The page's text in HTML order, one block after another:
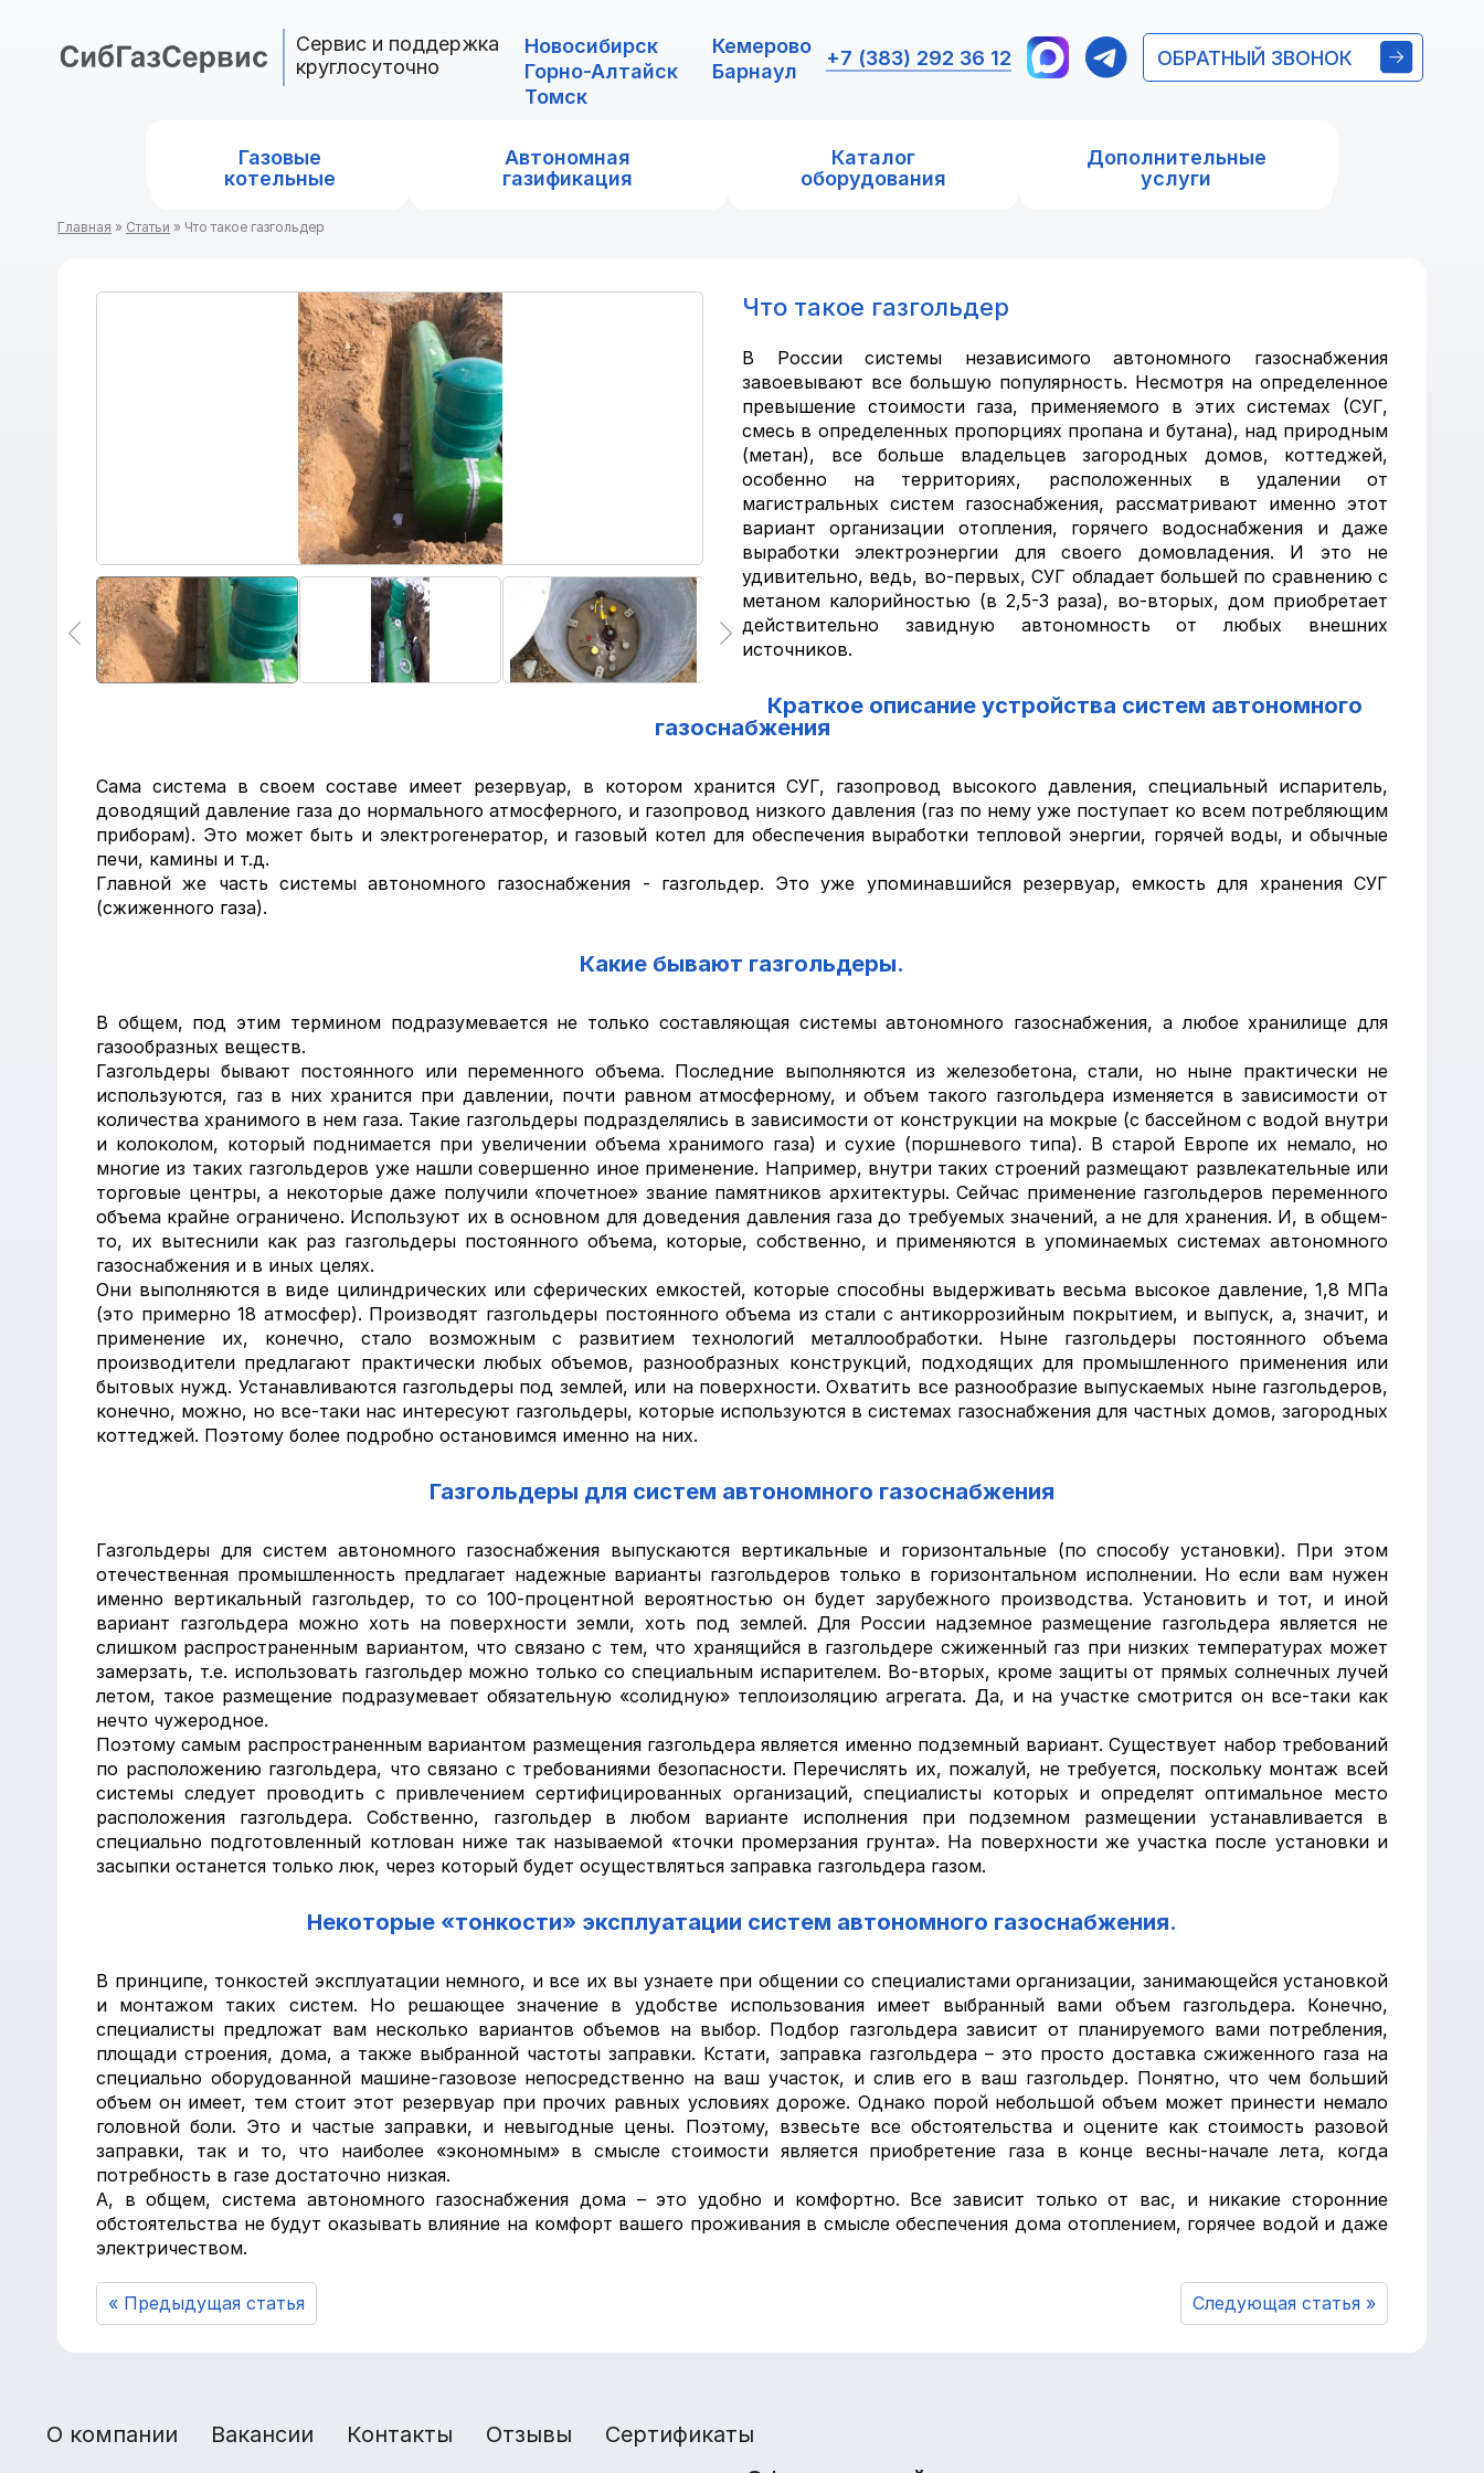
Cервис и поддержка
круглосуточно
Новосибирск
Горно-Алтайск
Томск
Кемерово
Барнаул
+7 (383) 292 36 12 ОБРАТНЫЙ ЗВОНОК
Газовые
котельные
Автономная
газификация
Каталог
оборудования
Дополнительные
услуги
Главная » Статьи » Что такое газгольдер
Что такое газгольдер
В России системы независимого автономного газоснабжения
завоевывают все большую популярность. Несмотря на определенное
превышение стоимости газа, применяемого в этих системах (СУГ,
смесь в определенных пропорциях пропана и бутана), над природным
(метан), все больше владельцев загородных домов, коттеджей,
особенно на территориях, расположенных в удалении от
магистральных систем газоснабжения, рассматривают именно этот
вариант организации отопления, горячего водоснабжения и даже
выработки электроэнергии для своего домовладения. И это не
удивительно, ведь, во-первых, СУГ обладает большей по сравнению с
метаном калорийностью (в 2,5-3 раза), во-вторых, дом приобретает
действительно завидную автономность от любых внешних
источников.
Краткое описание устройства систем автономного
газоснабжения
Сама система в своем составе имеет резервуар, в котором хранится СУГ, газопровод высокого давления, специальный испаритель,
доводящий давление газа до нормального атмосферного, и газопровод низкого давления (газ по нему уже поступает ко всем потребляющим
приборам). Это может быть и электрогенератор, и газовый котел для обеспечения выработки тепловой энергии, горячей воды, и обычные
печи, камины и т.д.
Главной же часть системы автономного газоснабжения - газгольдер. Это уже упоминавшийся резервуар, емкость для хранения СУГ
(сжиженного газа).
Какие бывают газгольдеры.
В общем, под этим термином подразумевается не только составляющая системы автономного газоснабжения, а любое хранилище для
газообразных веществ.
Газгольдеры бывают постоянного или переменного объема. Последние выполняются из железобетона, стали, но ныне практически не
используются, газ в них хранится при давлении, почти равном атмосферному, и объем такого газгольдера изменяется в зависимости от
количества хранимого в нем газа. Такие газгольдеры подразделялись в зависимости от конструкции на мокрые (с бассейном с водой внутри
и колоколом, который поднимается при увеличении объема хранимого газа) и сухие (поршневого типа). В старой Европе их немало, но
многие из таких газгольдеров уже нашли совершенно иное применение. Например, внутри таких строений размещают развлекательные или
торговые центры, а некоторые даже получили «почетное» звание памятников архитектуры. Сейчас применение газгольдеров переменного
объема крайне ограничено. Используют их в основном для доведения давления газа до требуемых значений, а не для хранения. И, в общем-
то, их вытеснили как раз газгольдеры постоянного объема, которые, собственно, и применяются в упоминаемых системах автономного
газоснабжения и в иных целях.
Они выполняются в виде цилиндрических или сферических емкостей, которые способны выдерживать весьма высокое давление, 1,8 МПа
(это примерно 18 атмосфер). Производят газгольдеры постоянного объема из стали с антикоррозийным покрытием, и выпуск, а, значит, и
применение их, конечно, стало возможным с развитием технологий металлообработки. Ныне газгольдеры постоянного объема
производители предлагают практически любых объемов, разнообразных конструкций, подходящих для промышленного применения или
бытовых нужд. Устанавливаются газгольдеры под землей, или на поверхности. Охватить все разнообразие выпускаемых ныне газгольдеров,
конечно, можно, но все-таки нас интересуют газгольдеры, которые используются в системах газоснабжения для частных домов, загородных
коттеджей. Поэтому более подробно остановимся именно на них.
Газгольдеры для систем автономного газоснабжения
Газгольдеры для систем автономного газоснабжения выпускаются вертикальные и горизонтальные (по способу установки). При этом
отечественная промышленность предлагает надежные варианты газгольдеров только в горизонтальном исполнении. Но если вам нужен
именно вертикальный газгольдер, то со 100-процентной вероятностью он будет зарубежного производства. Установить и тот, и иной
вариант газгольдера можно хоть на поверхности земли, хоть под землей. Для России надземное размещение газгольдера является не
слишком распространенным вариантом, что связано с тем, что хранящийся в газгольдере сжиженный газ при низких температурах может
замерзать, т.е. использовать газгольдер можно только со специальным испарителем. Во-вторых, кроме защиты от прямых солнечных лучей
летом, такое размещение подразумевает обязательную «солидную» теплоизоляцию агрегата. Да, и на участке смотрится он все-таки как
нечто чужеродное.
Поэтому самым распространенным вариантом размещения газгольдера является именно подземный вариант. Существует набор требований
по расположению газгольдера, что связано с требованиями безопасности. Перечислять их, пожалуй, не требуется, поскольку монтаж всей
системы следует проводить с привлечением сертифицированных организаций, специалисты которых и определят оптимальное место
расположения газгольдера. Собственно, газгольдер в любом варианте исполнения при подземном размещении устанавливается в
специально подготовленный котлован ниже так называемой «точки промерзания грунта». На поверхности же участка после установки и
засыпки останется только люк, через который будет осуществляться заправка газгольдера газом.
Некоторые «тонкости» эксплуатации систем автономного газоснабжения.
В принципе, тонкостей эксплуатации немного, и все их вы узнаете при общении со специалистами организации, занимающейся установкой
и монтажом таких систем. Но решающее значение в удобстве использования имеет выбранный вами объем газгольдера. Конечно,
специалисты предложат вам несколько вариантов объемов на выбор. Подбор газгольдера зависит от планируемого вами потребления,
площади строения, дома, а также выбранной частоты заправки. Кстати, заправка газгольдера – это просто доставка сжиженного газа на
специально оборудованной машине-газовозе непосредственно на ваш участок, и слив его в ваш газгольдер. Понятно, что чем больший
объем он имеет, тем стоит этот резервуар при прочих равных условиях дороже. Однако порой небольшой объем может принести немало
головной боли. Это и частые заправки, и невыгодные цены. Поэтому, взвесьте все обстоятельства и оцените как стоимость разовой
заправки, так и то, что наиболее «экономным» в смысле стоимости является приобретение газа в конце весны-начале лета, когда
потребность в газе достаточно низкая.
А, в общем, система автономного газоснабжения дома – это удобно и комфортно. Все зависит только от вас, и никакие сторонние
обстоятельства не будут оказывать влияние на комфорт вашего проживания в смысле обеспечения дома отоплением, горячее водой и даже
электричеством.
« Предыдущая статья Следующая статья »
О компании Вакансии Контакты Отзывы Сертификаты